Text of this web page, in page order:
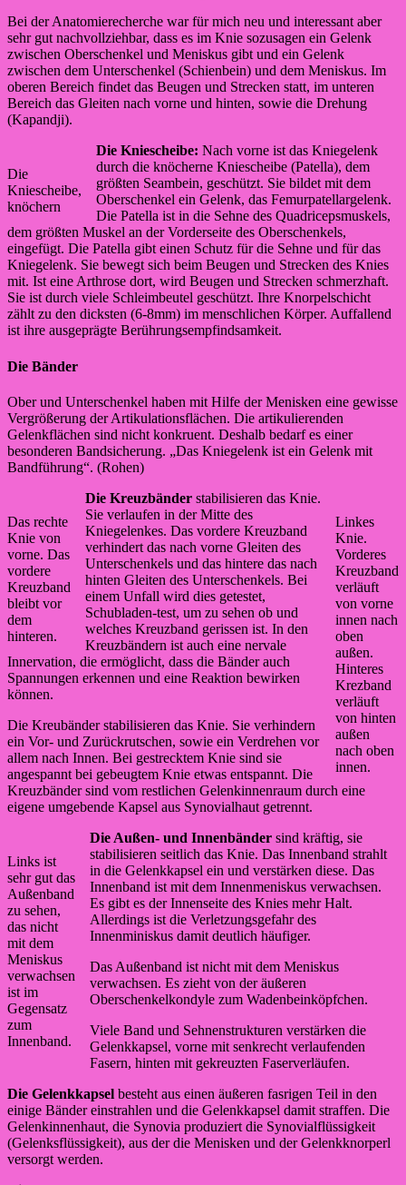
Bei der Anatomierecherche war für mich neu und interessant aber
sehr gut nachvollziehbar, dass es im Knie sozusagen ein Gelenk
zwischen Oberschenkel und Meniskus gibt und ein Gelenk
zwischen dem Unterschenkel (Schienbein) und dem Meniskus. Im
oberen Bereich findet das Beugen und Strecken statt, im unteren
Bereich das Gleiten nach vorne und hinten, sowie die Drehung
(Kapandji).
Die
Kniescheibe,
knöchern
Die Kniescheibe: Nach vorne ist das Kniegelenk
durch die knöcherne Kniescheibe (Patella), dem
größten Seambein, geschützt. Sie bildet mit dem
Oberschenkel ein Gelenk, das Femurpatellargelenk.
Die Patella ist in die Sehne des Quadricepsmuskels,
dem größten Muskel an der Vorderseite des Oberschenkels,
eingefügt. Die Patella gibt einen Schutz für die Sehne und für das
Kniegelenk. Sie bewegt sich beim Beugen und Strecken des Knies
mit. Ist eine Arthrose dort, wird Beugen und Strecken schmerzhaft.
Sie ist durch viele Schleimbeutel geschützt. Ihre Knorpelschicht
zählt zu den dicksten (6-8mm) im menschlichen Körper. Auffallend
ist ihre ausgeprägte Berührungsempfindsamkeit.
Die Bänder
Ober und Unterschenkel haben mit Hilfe der Menisken eine gewisse
Vergrößerung der Artikulationsflächen. Die artikulierenden
Gelenkflächen sind nicht konkruent. Deshalb bedarf es einer
besonderen Bandsicherung. „Das Kniegelenk ist ein Gelenk mit
Bandführung“. (Rohen)
Linkes
Knie.
Vorderes
Kreuzband
verläuft
von vorne
innen nach
oben
außen.
Hinteres
Krezband
verläuft
von hinten
außen
nach oben
innen.
Das rechte
Knie von
vorne. Das
vordere
Kreuzband
bleibt vor
dem
hinteren.
Die Kreuzbänder stabilisieren das Knie.
Sie verlaufen in der Mitte des
Kniegelenkes. Das vordere Kreuzband
verhindert das nach vorne Gleiten des
Unterschenkels und das hintere das nach
hinten Gleiten des Unterschenkels. Bei
einem Unfall wird dies getestet,
Schubladen-test, um zu sehen ob und
welches Kreuzband gerissen ist. In den
Kreuzbändern ist auch eine nervale
Innervation, die ermöglicht, dass die Bänder auch
Spannungen erkennen und eine Reaktion bewirken
können.
Die Kreubänder stabilisieren das Knie. Sie verhindern
ein Vor- und Zurückrutschen, sowie ein Verdrehen vor
allem nach Innen. Bei gestrecktem Knie sind sie
angespannt bei gebeugtem Knie etwas entspannt. Die
Kreuzbänder sind vom restlichen Gelenkinnenraum durch eine
eigene umgebende Kapsel aus Synovialhaut getrennt.
Links ist
sehr gut das
Außenband
zu sehen,
das nicht
mit dem
Meniskus
verwachsen
ist im
Gegensatz
zum
Innenband.
Die Außen- und Innenbänder sind kräftig, sie
stabilisieren seitlich das Knie. Das Innenband strahlt
in die Gelenkkapsel ein und verstärken diese. Das
Innenband ist mit dem Innenmeniskus verwachsen.
Es gibt es der Innenseite des Knies mehr Halt.
Allerdings ist die Verletzungsgefahr des
Innenminiskus damit deutlich häufiger.
Das Außenband ist nicht mit dem Meniskus
verwachsen. Es zieht von der äußeren
Oberschenkelkondyle zum Wadenbeinköpfchen.
Viele Band und Sehnenstrukturen verstärken die
Gelenkkapsel, vorne mit senkrecht verlaufenden
Fasern, hinten mit gekreuzten Faserverläufen.
Die Gelenkkapsel besteht aus einen äußeren fasrigen Teil in den
einige Bänder einstrahlen und die Gelenkkapsel damit straffen. Die
Gelenkinnenhaut, die Synovia produziert die Synovialflüssigkeit
(Gelenksflüssigkeit), aus der die Menisken und der Gelenkknorperl
versorgt werden.